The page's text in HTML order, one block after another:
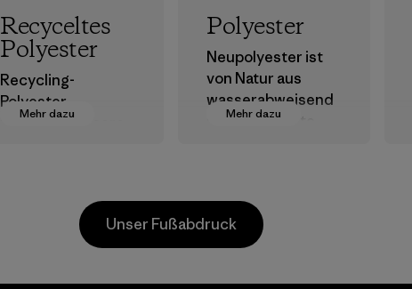
Mehr dazu
Recyceltes
Polyester
Recycling-
Polyester
verringert unsere
Mehr dazu
Polyester
Neupolyester ist
von Natur aus
wasserabweisend
und bringt gute
Unser Fußabdruck